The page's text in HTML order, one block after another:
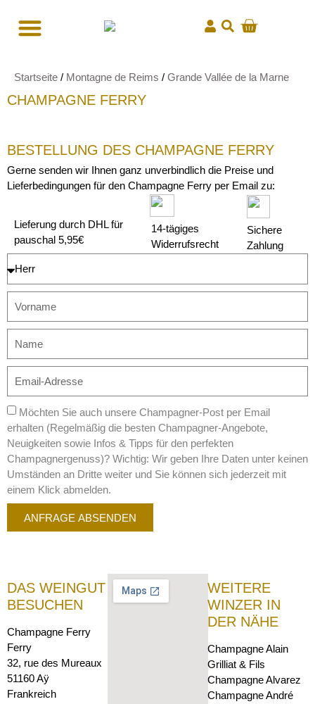
Startseite / Montagne de Reims / Grande Vallée de la Marne
CHAMPAGNE FERRY
BESTELLUNG DES CHAMPAGNE FERRY
Gerne senden wir Ihnen ganz unverbindlich die Preise und
Lieferbedingungen für den Champagne Ferry per Email zu:
Lieferung durch DHL für
pauschal 5,95€
14-tägiges
Widerrufsrecht
Sichere
Zahlung
Möchten Sie auch unsere Champagner-Post per Email
erhalten (Regelmäßig die besten Champagner-Angebote,
Neuigkeiten sowie Infos & Tipps für den perfekten
Champagnergenuss)? Wichtig: Wir geben Ihre Daten unter keinen
Umständen an Dritte weiter und Sie können sich jederzeit mit
einem Klick abmelden.
ANFRAGE ABSENDEN
DAS WEINGUT
BESUCHEN
Champagne Ferry
Ferry
32, rue des Mureaux
51160 Aÿ
Frankreich
WEITERE
WINZER IN
DER NÄHE
Champagne Alain
Grilliat & Fils
Champagne Alvarez
Champagne André